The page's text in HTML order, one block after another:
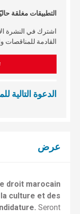
التطبيقات مغلقة
اشترك في النشرة
القادمة للمناقصات
الدعوة التالية
عرض
droit marocain
culture et des
Seront